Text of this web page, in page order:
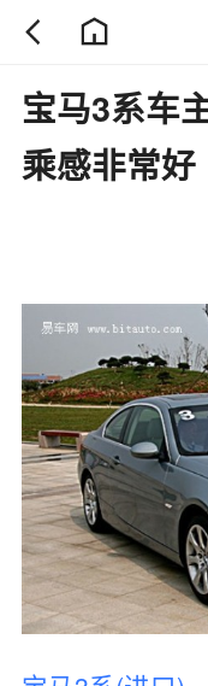
宝马3系车
乘感非常好